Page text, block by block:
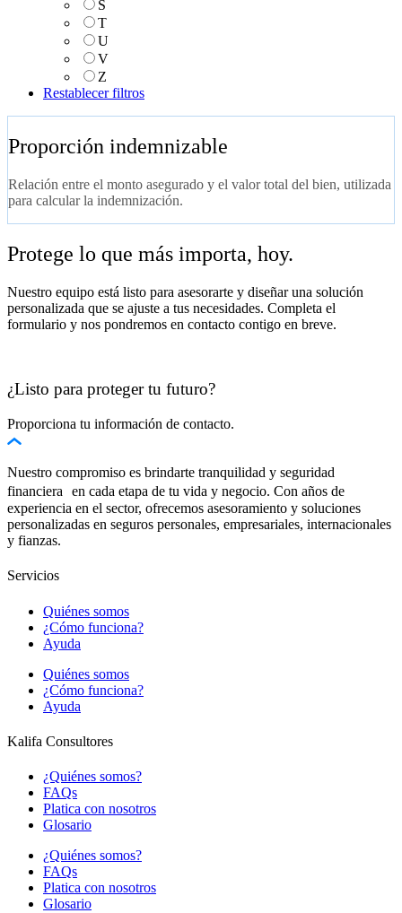
S
T
U
V
Z
Restablecer filtros
Proporción indemnizable
Relación entre el monto asegurado y el valor total del bien, utilizada
para calcular la indemnización.
Protege lo que más importa, hoy.
Nuestro equipo está listo para asesorarte y diseñar una solución
personalizada que se ajuste a tus necesidades. Completa el
formulario y nos pondremos en contacto contigo en breve.
¿Listo para proteger tu futuro?
Proporciona tu información de contacto.
Nuestro compromiso es brindarte tranquilidad y seguridad
financiera en cada etapa de tu vida y negocio. Con años de
experiencia en el sector, ofrecemos asesoramiento y soluciones
personalizadas en seguros personales, empresariales, internacionales
y fianzas.
Servicios
Quiénes somos
¿Cómo funciona?
Ayuda
Quiénes somos
¿Cómo funciona?
Ayuda
Kalifa Consultores
¿Quiénes somos?
FAQs
Platica con nosotros
Glosario
¿Quiénes somos?
FAQs
Platica con nosotros
Glosario